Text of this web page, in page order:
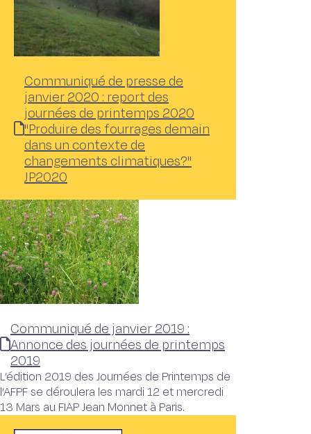
Communiqué de presse de
janvier 2020 : report des
journées de printemps 2020
"Produire des fourrages demain
dans un contexte de
changements climatiques?"
JP2020
Communiqué de janvier 2019 :
Annonce des journées de printemps
2019
L’édition 2019 des Journées de Printemps de
l’AFPF se déroulera les mardi 12 et mercredi
13 Mars au FIAP Jean Monnet à Paris.